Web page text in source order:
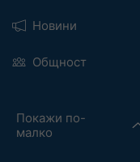
Новини
Общност
Покажи по-
малко